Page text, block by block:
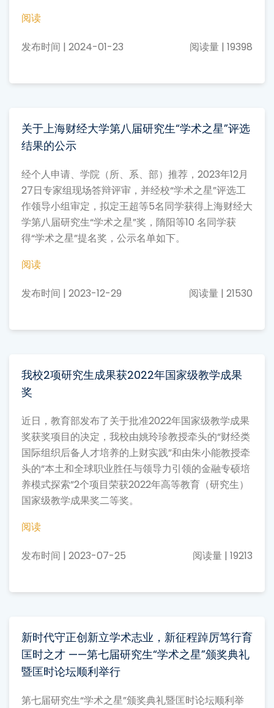
阅读
发布时间 | 2024-01-23 阅读量 | 19398
关于上海财经大学第八届研究生“学术之星”评选
结果的公示
经个人申请、学院（所、系、部）推荐，2023年12月
27日专家组现场答辩评审，并经校“学术之星”评选工
作领导小组审定，拟定王超等5名同学获得上海财经大
学第八届研究生“学术之星”奖，隋阳等10 名同学获
得“学术之星”提名奖，公示名单如下。
阅读
发布时间 | 2023-12-29 阅读量 | 21530
我校2项研究生成果获2022年国家级教学成果
奖
近日，教育部发布了关于批准2022年国家级教学成果
奖获奖项目的决定，我校由姚玲珍教授牵头的“财经类
国际组织后备人才培养的上财实践”和由朱小能教授牵
头的“本土和全球职业胜任与领导力引领的金融专硕培
养模式探索”2个项目荣获2022年高等教育（研究生）
国家级教学成果奖二等奖。
阅读
发布时间 | 2023-07-25 阅读量 | 19213
新时代守正创新立学术志业，新征程踔厉笃行育
匡时之才 ——第七届研究生“学术之星”颁奖典礼
暨匡时论坛顺利举行
第七届研究生“学术之星”颁奖典礼暨匡时论坛顺利举